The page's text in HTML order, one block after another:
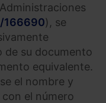
166690), se
de su documento
equivalente.
el nombre y
el número